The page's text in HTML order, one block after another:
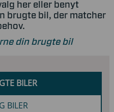
her eller benyt
brugte bil, der matcher
din brugte bil
BILER
BILER